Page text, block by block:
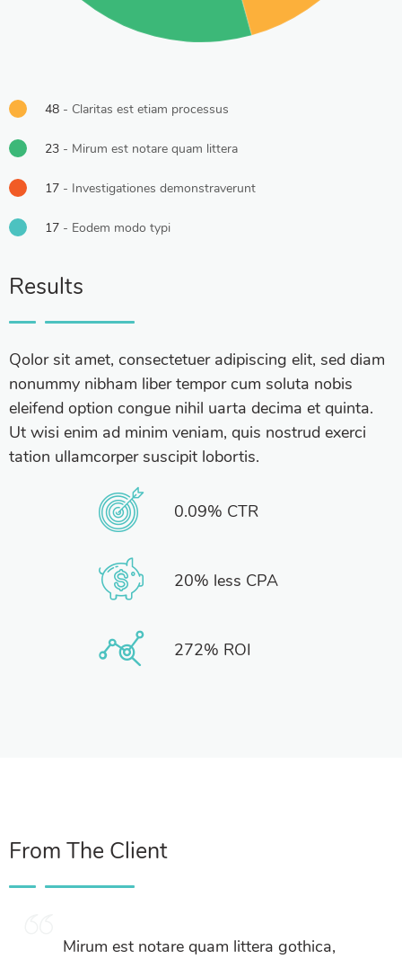
48 - Claritas est etiam processus
23 - Mirum est notare quam littera
17 - Investigationes demonstraverunt
17 - Eodem modo typi
Results
Qolor sit amet, consectetuer adipiscing elit, sed diam
nonummy nibham liber tempor cum soluta nobis
eleifend option congue nihil uarta decima et quinta.
Ut wisi enim ad minim veniam, quis nostrud exerci
tation ullamcorper suscipit lobortis.
0.09% CTR
20% less CPA
272% ROI
From The Client
Mirum est notare quam littera gothica,